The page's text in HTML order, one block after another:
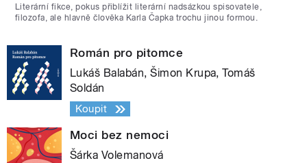
Literární fikce, pokus přiblížit literární nadsázkou spisovatele,
filozofa, ale hlavně člověka Karla Čapka trochu jinou formou.
Román pro pitomce
Lukáš Balabán, Šimon Krupa, Tomáš
Soldán
Koupit
Moci bez nemoci
Šárka Volemanová